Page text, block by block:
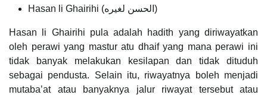
Hasan li Ghairihi (الحسن لغيره)
Hasan li Ghairihi pula adalah hadith yang diriwayatkan
oleh perawi yang mastur atu dhaif yang mana perawi ini
tidak banyak melakukan kesilapan dan tidak dituduh
sebagai pendusta. Selain itu, riwayatnya boleh menjadi
mutaba’at atau banyaknya jalur riwayat tersebut atau